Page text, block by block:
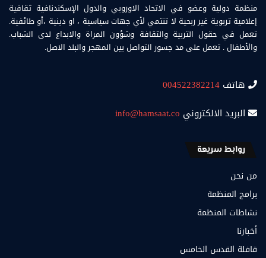
منظمة دولية وعضو في الاتحاد الاوروبي والدول الإسكندنافية ثقافية
إعلامية تربوية غير ربحية لا تنتمي لأي جهات سياسية ، او دينية ،أو طائفية.
تعمل في حقول التربية والثقافة وشؤون المراة والابداع لدى الشباب.
والأطفال . تعمل على مد جسور التواصل بين المهجر والبلد الاصل.
هاتف 004522382214
البريد الالكتروني info@hamsaat.co
روابط سريعة
من نحن
برامج المنظمة
نشاطات المنظمة
أخبارنا
قافلة القدس الخامس